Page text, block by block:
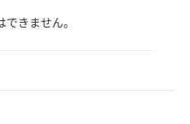
きません。